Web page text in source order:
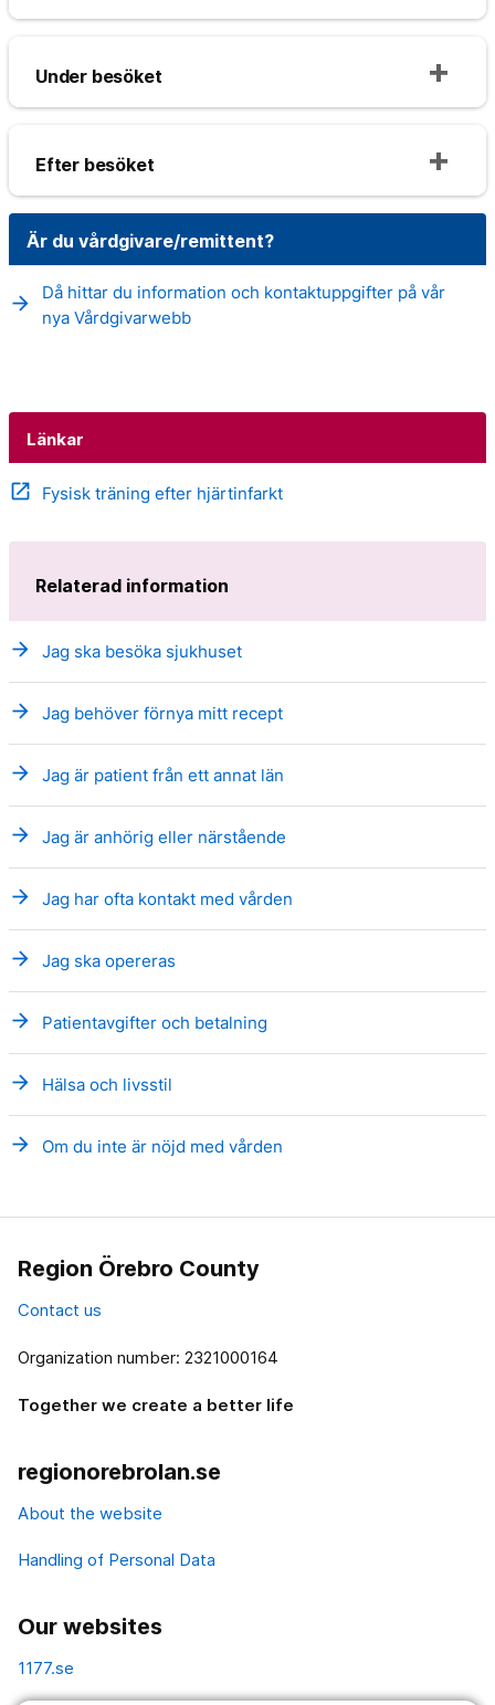
Under besöket
Efter besöket
Är du vårdgivare/remittent?
arrow_forward
Då hittar du information och kontaktuppgifter på vår
nya Vårdgivarwebb
Länkar
open_in_new Fysisk träning efter hjärtinfarkt
Relaterad information
arrow_forward Jag ska besöka sjukhuset
arrow_forward Jag behöver förnya mitt recept
arrow_forward Jag är patient från ett annat län
arrow_forward Jag är anhörig eller närstående
arrow_forward Jag har ofta kontakt med vården
arrow_forward Jag ska opereras
arrow_forward Patientavgifter och betalning
arrow_forward Hälsa och livsstil
arrow_forward Om du inte är nöjd med vården
Region Örebro County
Contact us
Organization number: 2321000164
Together we create a better life
regionorebrolan.se
About the website
Handling of Personal Data
Our websites
1177.se